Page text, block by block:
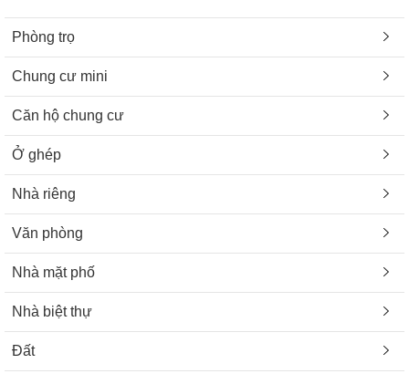
Phòng trọ
Chung cư mini
Căn hộ chung cư
Ở ghép
Nhà riêng
Văn phòng
Nhà mặt phố
Nhà biệt thự
Đất